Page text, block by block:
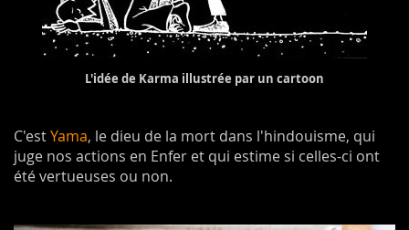
L'idée de Karma illustrée par un cartoon
C'estYama, le dieu de la mort dans l'hindouisme, qui
juge nos actions en Enfer et qui estime si celles-ci ont
été vertueuses ou non.